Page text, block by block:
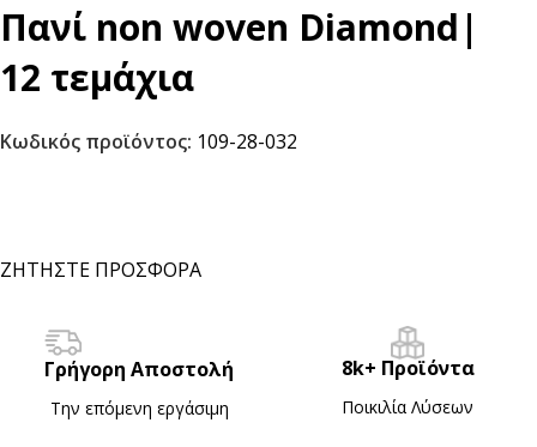
Πανί non woven Diamond|
12 τεμάχια
Κωδικός προϊόντος: 109-28-032
ΖΗΤΗΣΤΕ ΠΡΟΣΦΟΡΑ
Γρήγορη Αποστολή
Την επόμενη εργάσιμη
8k+ Προϊόντα
Ποικιλία Λύσεων